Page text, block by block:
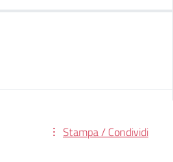
Stampa / Condividi